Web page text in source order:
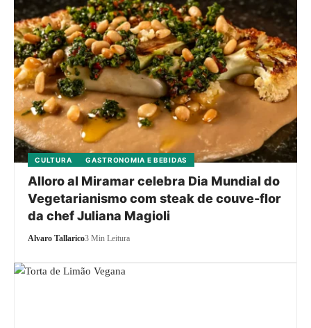
CULTURA GASTRONOMIA E BEBIDAS
Alloro al Miramar celebra Dia Mundial do
Vegetarianismo com steak de couve-flor
da chef Juliana Magioli
Alvaro Tallarico3 Min Leitura